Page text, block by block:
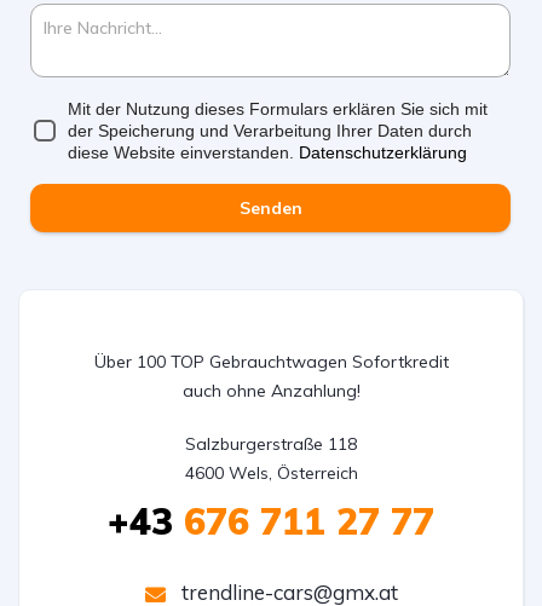
Mit der Nutzung dieses Formulars erklären Sie sich mit
der Speicherung und Verarbeitung Ihrer Daten durch
diese Website einverstanden. Datenschutzerklärung
Senden
Über 100 TOP Gebrauchtwagen Sofortkredit
auch ohne Anzahlung!
Salzburgerstraße 118
4600 Wels, Österreich
+43 676 711 27 77
trendline-cars@gmx.at